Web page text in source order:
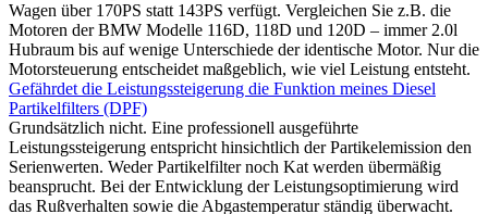
Wagen über 170PS statt 143PS verfügt. Vergleichen Sie z.B. die
Motoren der BMW Modelle 116D, 118D und 120D – immer 2.0l
Hubraum bis auf wenige Unterschiede der identische Motor. Nur die
Motorsteuerung entscheidet maßgeblich, wie viel Leistung entsteht.
Gefährdet die Leistungssteigerung die Funktion meines Diesel
Partikelfilters (DPF)
Grundsätzlich nicht. Eine professionell ausgeführte
Leistungssteigerung entspricht hinsichtlich der Partikelemission den
Serienwerten. Weder Partikelfilter noch Kat werden übermäßig
beansprucht. Bei der Entwicklung der Leistungsoptimierung wird
das Rußverhalten sowie die Abgastemperatur ständig überwacht.